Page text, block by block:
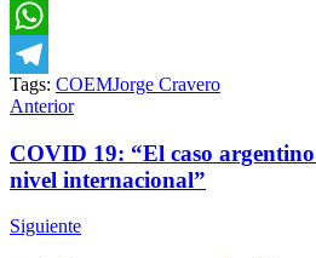
Email
WhatsApp
Telegram
Tags: COEMJorge Cravero
Anterior
COVID 19: “El caso
nivel internacional”
Siguiente